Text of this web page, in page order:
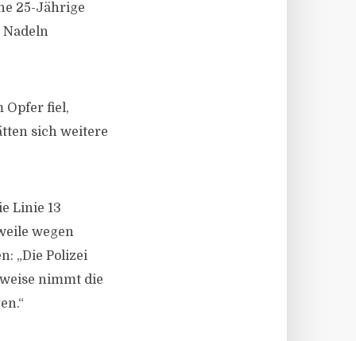
25-Jährige
Nadeln
Opfer fiel,
sich weitere
Linie 13
wegen
„Die Polizei
nimmt die